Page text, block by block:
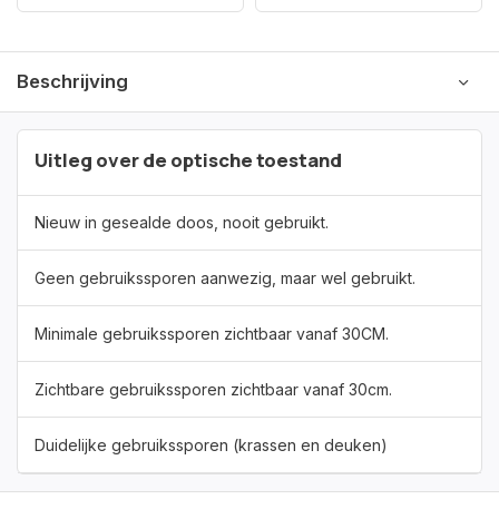
Beschrijving
Uitleg over de optische toestand
Nieuw in gesealde doos, nooit gebruikt.
Geen gebruikssporen aanwezig, maar wel gebruikt.
Minimale gebruikssporen zichtbaar vanaf 30CM.
Zichtbare gebruikssporen zichtbaar vanaf 30cm.
Duidelijke gebruikssporen (krassen en deuken)